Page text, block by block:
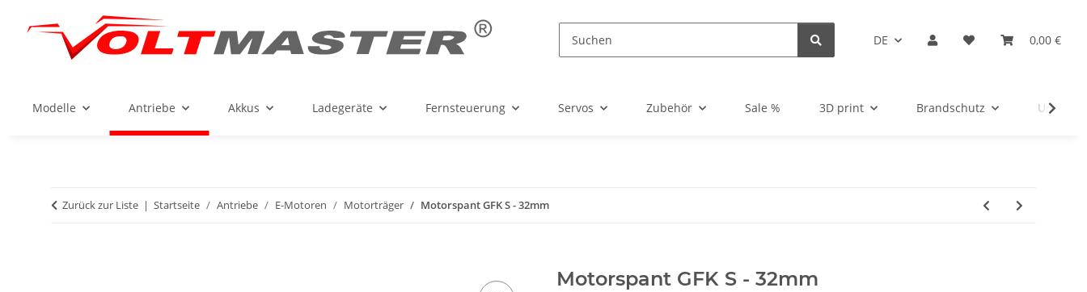
DE 0,00 €
Modelle Antriebe Akkus Ladegeräte Fernsteuerung Servos Zubehör Sale % 3D print Brandschutz
Zurück zur Liste Startseite Antriebe E-Motoren Motorträger Motorspant GFK S - 32mm
Motorspant GFK S - 32mm